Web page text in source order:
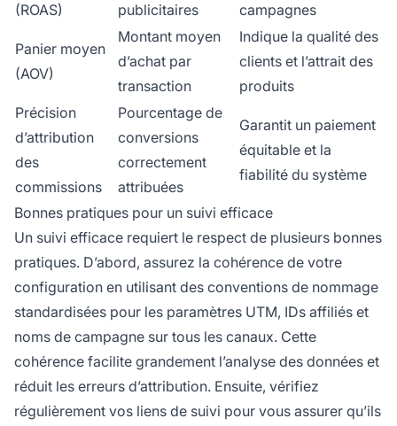
(ROAS)
publicitaires
campagnes
Panier moyen
(AOV)
Montant moyen
d’achat par
transaction
Indique la qualité des
clients et l’attrait des
produits
Précision
d’attribution
des
commissions
Pourcentage de
conversions
correctement
attribuées
Garantit un paiement
équitable et la
fiabilité du système
Bonnes pratiques pour un suivi efficace
Un suivi efficace requiert le respect de plusieurs bonnes
pratiques. D’abord, assurez la cohérence de votre
configuration en utilisant des conventions de nommage
standardisées pour les paramètres UTM, IDs affiliés et
noms de campagne sur tous les canaux. Cette
cohérence facilite grandement l’analyse des données et
réduit les erreurs d’attribution. Ensuite, vérifiez
régulièrement vos liens de suivi pour vous assurer qu’ils